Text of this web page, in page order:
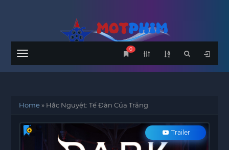
Menu
0
Home» Hắc Nguyệt: Tế Đàn Của Trăng
Trailer